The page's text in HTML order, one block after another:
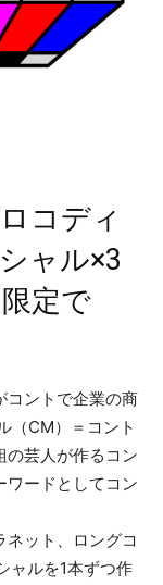
コディ
ャル×3
定で
ントで企業の商
（CM）＝コント
の芸人が作るコン
ワードとしてコン
ット、ロングコ
ャルを1本ずつ作